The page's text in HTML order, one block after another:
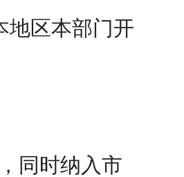
地区本部门开
同时纳入市